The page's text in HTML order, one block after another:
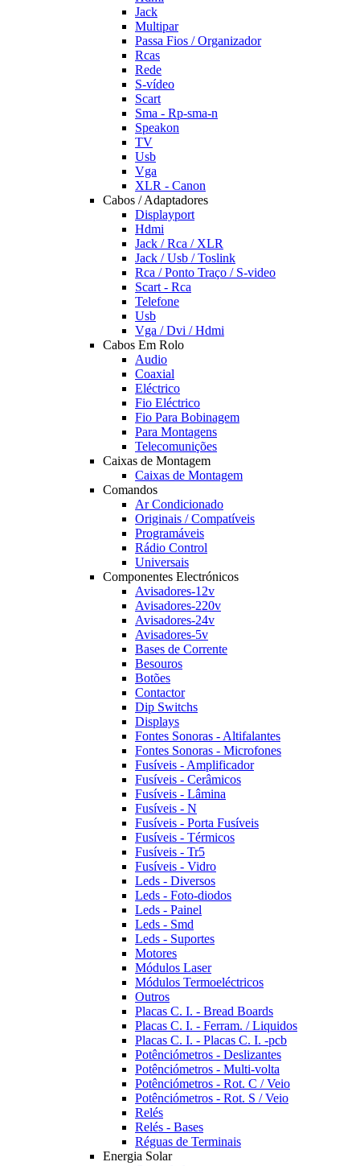
Jack
Multipar
Passa Fios / Organizador
Rcas
Rede
S-vídeo
Scart
Sma - Rp-sma-n
Speakon
TV
Usb
Vga
XLR - Canon
Cabos / Adaptadores
Displayport
Hdmi
Jack / Rca / XLR
Jack / Usb / Toslink
Rca / Ponto Traço / S-video
Scart - Rca
Telefone
Usb
Vga / Dvi / Hdmi
Cabos Em Rolo
Audio
Coaxial
Eléctrico
Fio Eléctrico
Fio Para Bobinagem
Para Montagens
Telecomunições
Caixas de Montagem
Caixas de Montagem
Comandos
Ar Condicionado
Originais / Compatíveis
Programáveis
Rádio Control
Universais
Componentes Electrónicos
Avisadores-12v
Avisadores-220v
Avisadores-24v
Avisadores-5v
Bases de Corrente
Besouros
Botões
Contactor
Dip Switchs
Displays
Fontes Sonoras - Altifalantes
Fontes Sonoras - Microfones
Fusíveis - Amplificador
Fusíveis - Cerâmicos
Fusíveis - Lâmina
Fusíveis - N
Fusíveis - Porta Fusíveis
Fusíveis - Térmicos
Fusíveis - Tr5
Fusíveis - Vidro
Leds - Diversos
Leds - Foto-diodos
Leds - Painel
Leds - Smd
Leds - Suportes
Motores
Módulos Laser
Módulos Termoeléctricos
Outros
Placas C. I. - Bread Boards
Placas C. I. - Ferram. / Liquidos
Placas C. I. - Placas C. I. -pcb
Potênciómetros - Deslizantes
Potênciómetros - Multi-volta
Potênciómetros - Rot. C / Veio
Potênciómetros - Rot. S / Veio
Relés
Relés - Bases
Réguas de Terminais
Energia Solar